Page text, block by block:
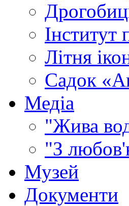
Інститут
Літня
Садок
Медіа
"Жива
"З
Музей
Документи